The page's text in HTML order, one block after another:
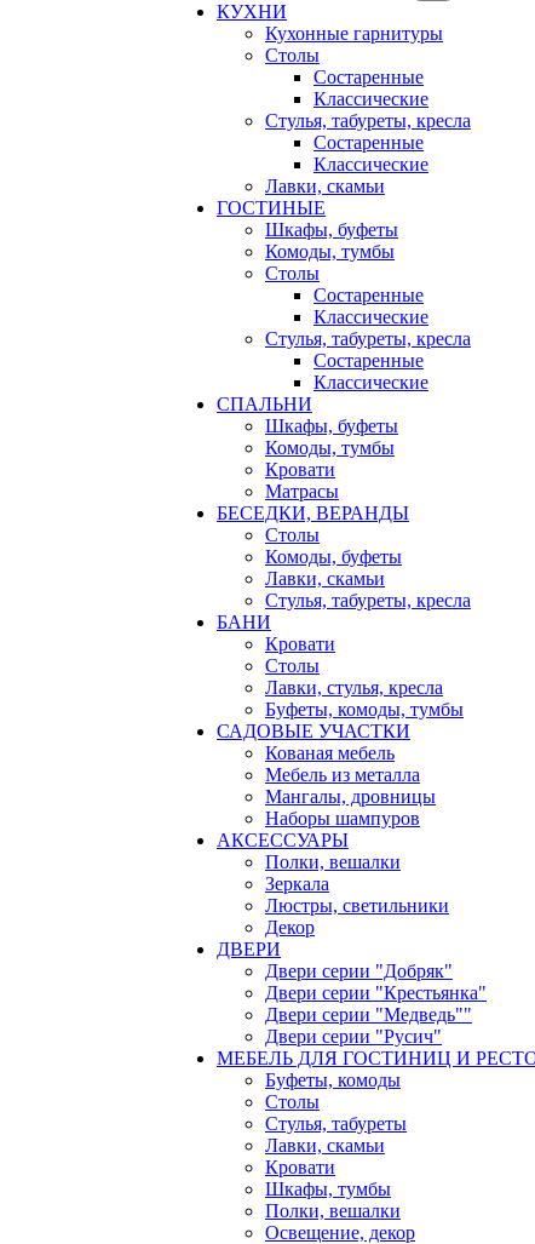
КУХНИ
Кухонные гарнитуры
Столы
Состаренные
Классические
Стулья, табуреты, кресла
Состаренные
Классические
Лавки, скамьи
ГОСТИНЫЕ
Шкафы, буфеты
Комоды, тумбы
Столы
Состаренные
Классические
Стулья, табуреты, кресла
Состаренные
Классические
СПАЛЬНИ
Шкафы, буфеты
Комоды, тумбы
Кровати
Матрасы
БЕСЕДКИ, ВЕРАНДЫ
Столы
Комоды, буфеты
Лавки, скамьи
Стулья, табуреты, кресла
БАНИ
Кровати
Столы
Лавки, стулья, кресла
Буфеты, комоды, тумбы
САДОВЫЕ УЧАСТКИ
Кованая мебель
Мебель из металла
Мангалы, дровницы
Наборы шампуров
АКСЕССУАРЫ
Полки, вешалки
Зеркала
Люстры, светильники
Декор
ДВЕРИ
Двери серии "Добряк"
Двери серии "Крестьянка"
Двери серии "Медведь""
Двери серии "Русич"
МЕБЕЛЬ ДЛЯ ГОСТИНИЦ И
Буфеты, комоды
Столы
Стулья, табуреты
Лавки, скамьи
Кровати
Шкафы, тумбы
Полки, вешалки
Освещение, декор